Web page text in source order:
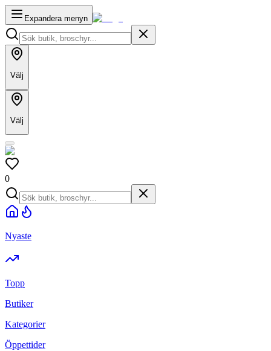
Expandera menyn
Välj
Välj
0
Nyaste
Topp
Butiker
Kategorier
Öppettider